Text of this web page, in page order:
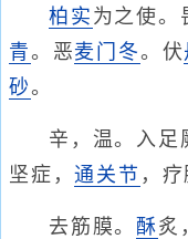
柏实 为之使。
青。恶麦门冬。伏
砂。
辛，温。入足
坚症，通关节 ，
去筋膜。 酥炙